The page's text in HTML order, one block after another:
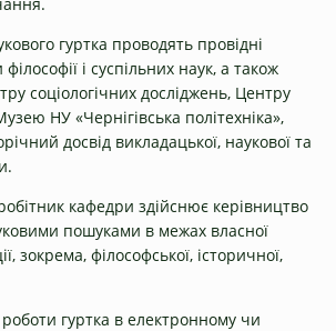
гуртка проводять провідні
і суспільних наук, а також
соціологічних досліджень, Центру
НУ «Чернігівська політехніка»,
досвід викладацької, наукової та
кафедри здійснює керівництво
пошуками в межах власної
зокрема, філософської, історичної,
роботи гуртка в електронному чи